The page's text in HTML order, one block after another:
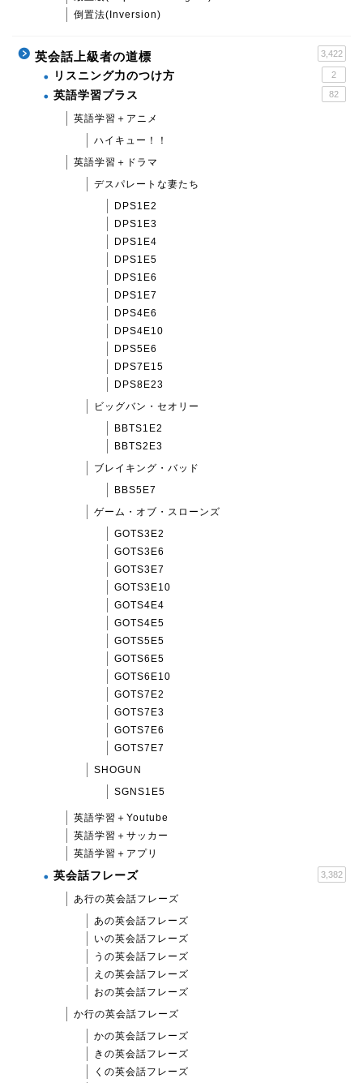
倒置法(Inversion)
英会話上級者の道標 3,422
リスニング力のつけ方 2
英語学習プラス 82
英語学習＋アニメ
ハイキュー！！
英語学習＋ドラマ
デスパレートな妻たち
DPS1E2
DPS1E3
DPS1E4
DPS1E5
DPS1E6
DPS1E7
DPS4E6
DPS4E10
DPS5E6
DPS7E15
DPS8E23
ビッグバン・セオリー
BBTS1E2
BBTS2E3
ブレイキング・バッド
BBS5E7
ゲーム・オブ・スローンズ
GOTS3E2
GOTS3E6
GOTS3E7
GOTS3E10
GOTS4E4
GOTS4E5
GOTS5E5
GOTS6E5
GOTS6E10
GOTS7E2
GOTS7E3
GOTS7E6
GOTS7E7
SHOGUN
SGNS1E5
英語学習＋Youtube
英語学習＋サッカー
英語学習＋アプリ
英会話フレーズ 3,382
あ行の英会話フレーズ
あの英会話フレーズ
いの英会話フレーズ
うの英会話フレーズ
えの英会話フレーズ
おの英会話フレーズ
か行の英会話フレーズ
かの英会話フレーズ
きの英会話フレーズ
くの英会話フレーズ